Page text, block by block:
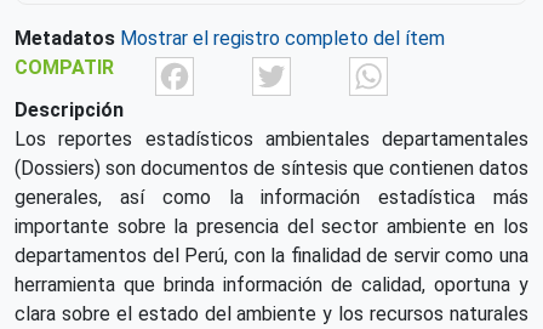
Metadatos Mostrar el registro completo del ítem
COMPATIR
FacebookTwitter
Descripción
Los reportes estadísticos ambientales departamentales
(Dossiers) son documentos de síntesis que contienen datos
generales, así como la información estadística más
importante sobre la presencia del sector ambiente en los
departamentos del Perú, con la finalidad de servir como una
herramienta que brinda información de calidad, oportuna y
clara sobre el estado del ambiente y los recursos naturales